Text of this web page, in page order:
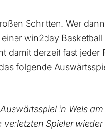
Schritten. Wer
win2day Basketball
damit derzeit fast jeder
folgende
in Wels
Spieler